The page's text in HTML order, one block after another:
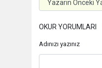
OKUR YORUMLARI
Adınızı yazınız